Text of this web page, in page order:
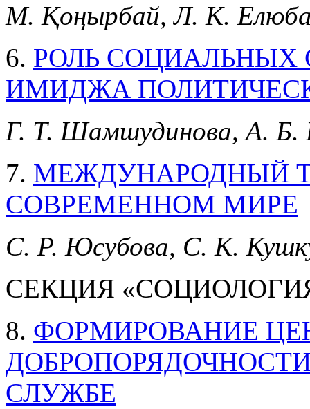
М. Қоңырбай, Л. К.
6. РОЛЬ СОЦИАЛЬНЫХ
ИМИДЖА
Г. Т. Шамшудинова, А. Б.
7. МЕЖДУНАРОДНЫЙ
СОВРЕМЕННОМ МИРЕ
С. Р. Юсубова, С. К.
СЕКЦИЯ
8. ФОРМИРОВАНИЕ
СЛУЖБЕ